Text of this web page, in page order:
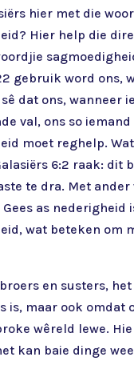
hier met die
Hier help die
gebruik word ons,
sê dat ons, wanneer
val, ons so iemand
moet reghelp.
6:2 raak: dit
te dra. Met ander
as nederig­heid
wat beteken om
en susters,
is, maar ook omdat
wêreld lewe.
kan baie dinge